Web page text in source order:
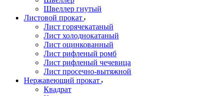
Швеллер гнутый
Листовой прокат
Лист горячекатаный
Лист холоднокатаный
Лист оцинкованный
Лист рифленый ромб
Лист рифленый чечевица
Лист просечно-вытяжной
Нержавеющий прокат
Квадрат